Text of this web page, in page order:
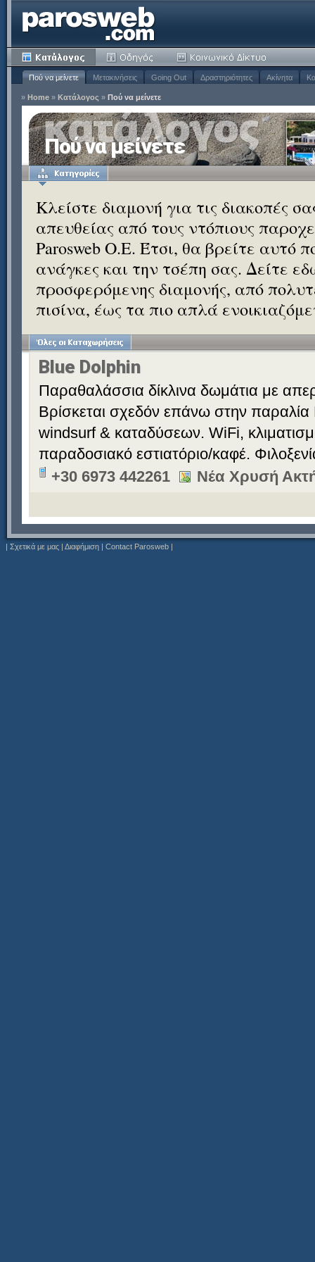
Πού να μείνετε Μετακινήσεις Going Out Δραστηριότητες Ακίνητα
» Home » Κατάλογος » Πού να μείνετε
Πού να μείνετε
Κλείστε διαμονή για τις διακοπές
απευθείας από τους ντόπιους
Parosweb Ο.Ε. Έτσι, θα βρείτε αυτό
ανάγκες και την τσέπη σας. Δείτε
προσφερόμενης διαμονής, από
πισίνα, έως τα πιο απλά
Blue Dolphin
Παραθαλάσσια δίκλινα δωμάτια με
Βρίσκεται σχεδόν επάνω στην
windsurf & καταδύσεων. WiFi,
παραδοσιακό εστιατόριο/καφέ.
+30 6973 442261
Νέα Χρυσή
| Σχετικά με μας | Διαφήμιση | Contact Parosweb |